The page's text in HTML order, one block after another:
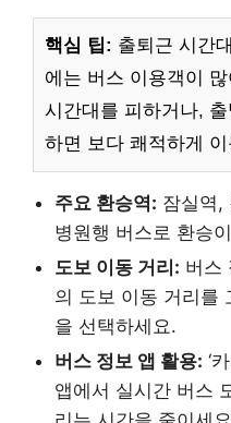
핵심 팁: 출퇴근 시간
에는 버스 이용객이
시간대를 피하거나,
하면 보다 쾌적하게
주요 환승역: 잠실역,
병원행 버스로 환승
도보 이동 거리: 버스
의 도보 이동 거리를
을 선택하세요.
버스 정보 앱 활용: ‘
앱에서 실시간 버스